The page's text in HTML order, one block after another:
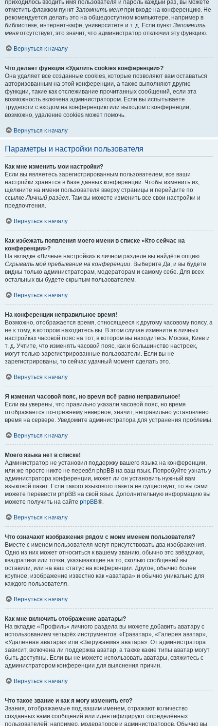
приходилось вводить имя пользователя и пароль каждый раз, вы можете
отметить флажком пункт Запомнить меня при входе на конференцию. Не
рекомендуется делать это на общедоступном компьютере, например в
библиотеке, интернет-кафе, университете и т. д. Если пункт Запомнить
меня отсутствует, это значит, что администратор отключил эту функцию.
Вернуться к началу
Что делает функция «Удалить cookies конференции»?
Она удаляет все созданные cookies, которые позволяют вам оставаться
авторизованным на этой конференции, а также выполняют другие
функции, такие как отслеживание прочитанных сообщений, если эта
возможность включена администратором. Если вы испытываете
трудности с входом на конференцию или выходом с конференции,
возможно, удаление cookies может помочь.
Вернуться к началу
Параметры и настройки пользователя
Как мне изменить мои настройки?
Если вы являетесь зарегистрированным пользователем, все ваши
настройки хранятся в базе данных конференции. Чтобы изменить их,
щёлкните на имени пользователя вверху страницы и перейдите по
ссылкеЛичный раздел. Там вы можете изменить все свои настройки и
предпочтения.
Вернуться к началу
Как избежать появления моего имени в списке «Кто сейчас на
конференции»?
На вкладке «Личные настройки» в личном разделе вы найдёте опцию
Скрывать моё пребывание на конференции. ВыберитеДа, и вы будете
видны только администраторам, модераторам и самому себе. Для всех
остальных вы будете скрытым пользователем.
Вернуться к началу
На конференции неправильное время!
Возможно, отображается время, относящееся к другому часовому поясу, а
не к тому, в котором находитесь вы. В этом случае измените в личных
настройках часовой пояс на тот, в котором вы находитесь: Москва, Киев и
т. д. Учтите, что изменять часовой пояс, как и большинство настроек,
могут только зарегистрированные пользователи. Если вы не
зарегистрированы, то сейчас удачный момент сделать это.
Вернуться к началу
Я изменил часовой пояс, но время всё равно неправильное!
Если вы уверены, что правильно указали часовой пояс, но время
отображается по-прежнему неверное, значит, неправильно установлено
время на сервере. Уведомите администратора для устранения проблемы.
Вернуться к началу
Моего языка нет в списке!
Администратор не установил поддержку вашего языка на конференции,
или же просто никто не перевёл phpBB на ваш язык. Попробуйте узнать у
администратора конференции, может ли он установить нужный вам
языковой пакет. Если такого языкового пакета не существует, то вы сами
можете перевести phpBB на свой язык. Дополнительную информацию вы
можете получить на сайте phpBB®.
Вернуться к началу
Что означают изображения рядом с моим именем пользователя?
Вместе с именем пользователя могут присутствовать два изображения.
Одно из них может относиться к вашему званию, обычно это звёздочки,
квадратики или точки, указывающие на то, сколько сообщений вы
оставили, или на ваш статус на конференции. Другое, обычно более
крупное, изображение известно как «аватара» и обычно уникально для
каждого пользователя.
Вернуться к началу
Как мне включить отображение аватары?
На вкладке «Профиль» личного раздела вы можете добавить аватару с
использованием четырёх инструментов: «Граватар», «Галерея аватар»,
«Удалённая аватара» или «Загружаемая аватара». От администратора
зависит, включена ли поддержка аватар, а также какие типы аватар могут
быть доступны. Если вы не можете использовать аватары, свяжитесь с
администратором конференции для выяснения причин.
Вернуться к началу
Что такое звание и как я могу изменить его?
Звания, отображаемые под вашим именем, отражают количество
созданных вами сообщений или идентифицируют определённых
пользователей: например, модераторов и администраторов. Обычно вы